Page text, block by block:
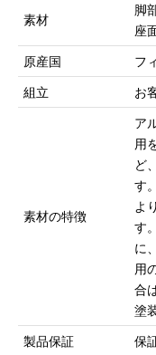
素材
脚
座
原産国
フ
組立
お
素材の特徴
ア
用
ど
す
よ
す
に
用
合
塗
製品保証
保